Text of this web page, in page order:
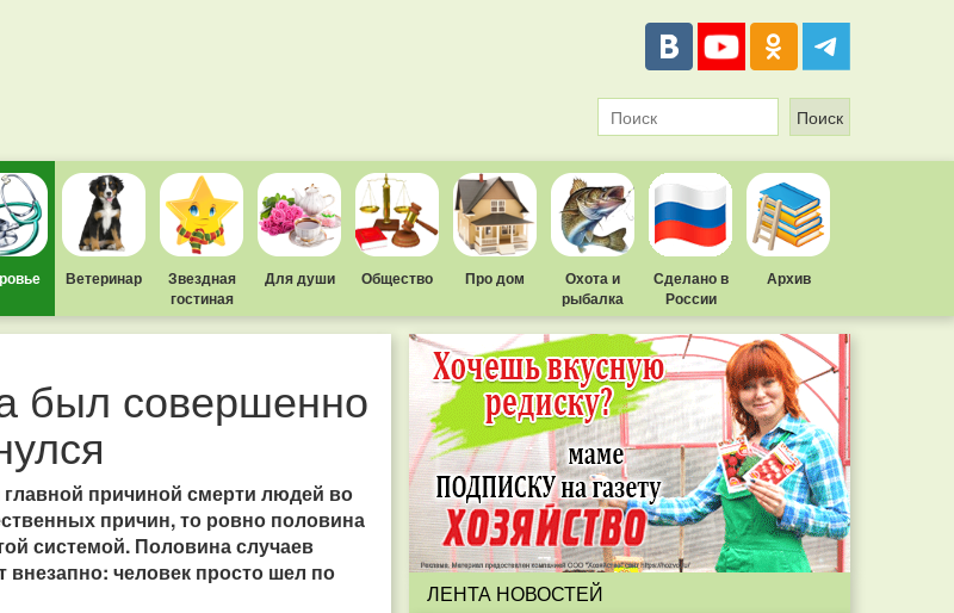
Ветеринар
Звездная
гостиная
Для души Общество Про дом
Охота и
рыбалка
Сделано в
России
Архив
был совершенно
причиной смерти людей во
причин, то ровно половина
системой. Половина случаев
человек просто шел по
ЛЕНТА НОВОСТЕЙ